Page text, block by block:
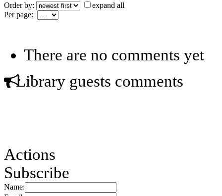
Order by:
expand all
Per page:
There are no comments yet
Library guests comments
Actions
Subscribe
Name: